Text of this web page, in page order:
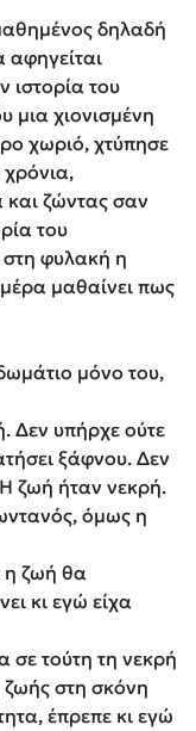
δηλαδή
αφηγείται
ιστορία του
μια χιονισμένη
χωριό, χτύπησε
χρόνια,
ζώντας σαν
του
στη φυλακή η
μαθαίνει πως
μόνο του,
Δεν υπήρχε ούτε
ξάφνου. Δεν
ζωή ήταν νεκρή.
όμως η
η ζωή θα
κι εγώ είχα
σε τούτη τη νεκρή
στη σκόνη
έπρεπε κι εγώ